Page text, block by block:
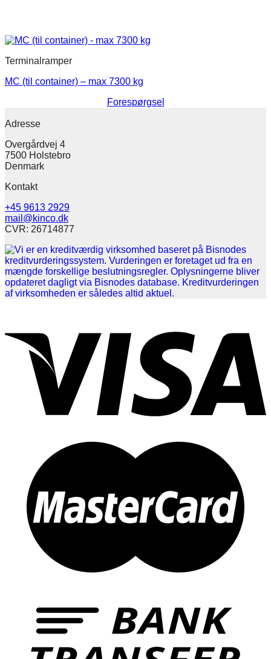
Terminalramper
MC (til container) – max 7300 kg
Forespørgsel
Adresse
Overgårdvej 4
7500 Holstebro
Denmark
Kontakt
+45 9613 2929
mail@kinco.dk
CVR: 26714877